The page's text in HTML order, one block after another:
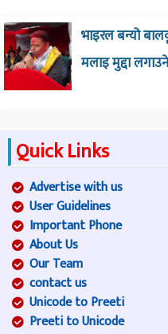
भाइरल बन्यो
मलाइ मुद्दा
Quick Links
Advertise with us
User Guidelines
Important Phone
About Us
Our Team
contact us
Unicode to Preeti
Preeti to Unicode